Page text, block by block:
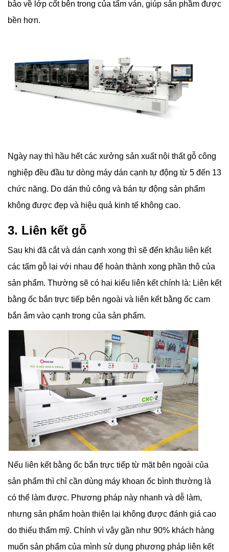
bảo về lớp cốt bên trong của tấm ván, giúp sản phầm được
bền hơn.
Ngày nay thì hầu hết các xưởng sản xuất nội thất gỗ công
nghiệp đều đầu tư dòng máy dán cạnh tự động từ 5 đến 13
chức năng. Do dán thủ công và bán tự động sản phẩm
không được đẹp và hiệu quả kinh tế không cao.
3. Liên kết gỗ
Sau khi đã cắt và dán cạnh xong thì sẽ đến khâu liên kết
các tấm gỗ lại với nhau để hoàn thành xong phần thô của
sản phẩm. Thường sẽ có hai kiểu liên kết chính là: Liên kết
bằng ốc bắn trực tiếp bên ngoài và liên kết bằng ốc cam
bắn âm vào cạnh trong của sản phẩm.
Nếu liên kết bằng ốc bắn trực tiếp từ mặt bên ngoài của
sản phẩm thì chỉ cần dùng máy khoan ốc bình thường là
có thể làm được. Phương pháp này nhanh và dễ làm,
nhưng sản phẩm hoàn thiện lại không được đánh giá cao
do thiếu thẩm mỹ. Chính vì vậy gần như 90% khách hàng
muốn sản phẩm của mình sử dụng phương pháp liên kết